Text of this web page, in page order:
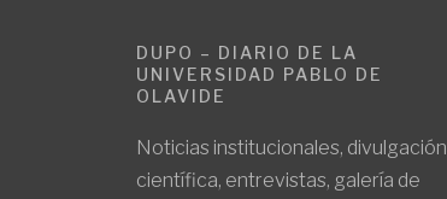
DUPO – DIARIO DE LA
UNIVERSIDAD PABLO DE
OLAVIDE
Noticias institucionales, divulgación
científica, entrevistas, galería de